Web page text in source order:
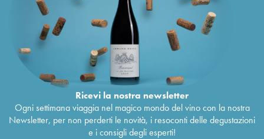
Ricevi la nostra newsletter
Ogni settimana viaggia nel magico mondo del vino con la nostra
Newsletter, per non perderti le novità, i resoconti delle degustazioni
e i consigli degli esperti!